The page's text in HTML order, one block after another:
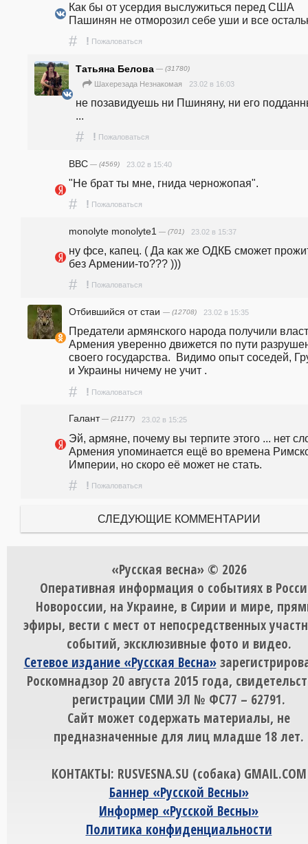
Как бы от усердия выслужиться перед США
Пашинян не отморозил себе уши и все
# ! Пожаловаться
Татьяна Белова — (31780)
Шахерезада Незнакомая 23.02 в 16:03
не позавидуешь ни Пшиняну, ни его
# ! Пожаловаться
ВВС — (4569) 23.02 в 15:40
"Не брат ты мне, гнида черножопая".
# ! Пожаловаться
monolyte monolyte1 — (701) 23.02 в 15:37
ну фсе, капец. ( Да как же ОДКБ сможет
без Армении-то??? )))
# ! Пожаловаться
Отбившийся от стаи — (12708) 23.02 в 15:35
Предатели армянского народа получили
Армения уверенно движется по пути
своего государства.  Видимо опыт соседей,
и Украины ничему не учит .
# ! Пожаловаться
Галант— (21177) 23.02 в 15:25
Эй, армяне, почему вы терпите этого ... нет
Армения упоминается ещё во времена
Империи, но скоро её может не стать.
# ! Пожаловаться
СЛЕДУЮЩИЕ КОММЕНТАРИИ
«Русская весна» © 2026
Оперативная информация о событиях в
Новороссии, на Украине, в Сирии и мире,
эфиры, вести с мест от непосредственных
событий, эксклюзивные фото и видео.
Сетевое издание «Русская Весна»
Роскомнадзор 20 августа 2015 года,
регистрации СМИ ЭЛ № ФС77 – 62791.
Сайт может содержать материалы, не
предназначенные для лиц младше 18 лет.
КОНТАКТЫ: RUSVESNA.SU (собака) GMAIL.COM
Баннер «Русской Весны»
Информер «Русской Весны»
Политика конфиденциальности